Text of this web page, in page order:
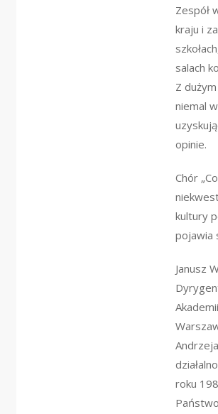
Zespół
kraju i
salach
Z
niemal
opinie.
Chór
kultury
pojawia
Janusz
roku